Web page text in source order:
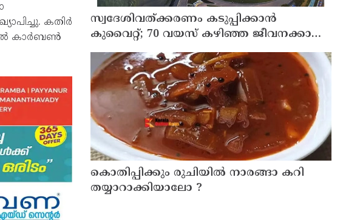
കതിർ
കാർബൺ
സ്വദേശിവത്ക്കരണം കടുപ്പിക്കാന്‍
കുവൈറ്റ്; 70 വയസ് കഴിഞ്ഞ ജീവനക്കാരെ
പിരിച്ചുവിടാന്‍ തീരുമാനം
കൊതിപ്പിക്കും രുചിയിൽ നാരങ്ങാ കറി
തയ്യാറാക്കിയാലോ ?